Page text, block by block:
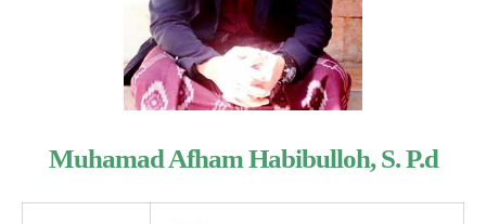
Muhamad Afham Habibulloh, S. P.d